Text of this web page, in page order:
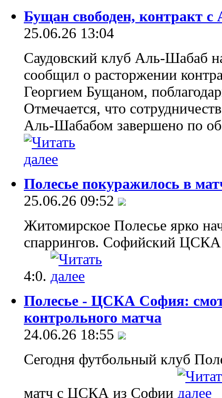
Бущан свободен, контракт
25.06.26 13:04
Саудовский клуб Аль-Шабаб
сообщил о расторжении
Георгием Бущаном,
Отмечается, что
Аль‑Шабабом завершено по
Полесье покуражилось в
25.06.26 09:52
Житомирское Полесье ярко
спаррингов. Софийский
4:0.
Полесье - ЦСКА София:
контрольного матча
24.06.26 18:55
Сегодня футбольный клуб
матч с ЦСКА из Софии